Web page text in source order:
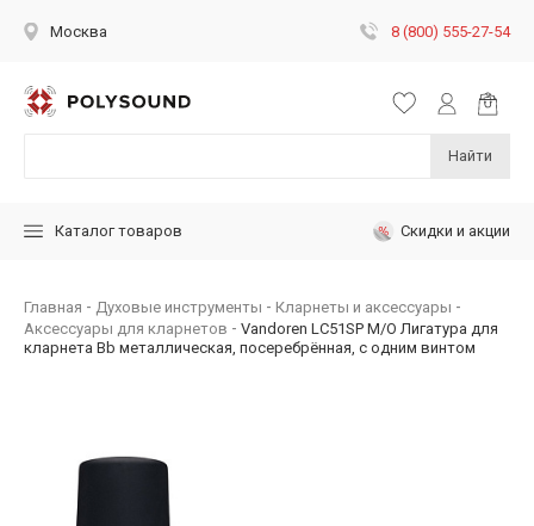
Москва 8 (800) 555-27-54
Найти
Каталог товаров Скидки и акции
Главная Духовые инструменты
Кларнеты и аксессуары
Аксессуары для кларнетов
Vandoren LC51SP M/O Лигатура для
кларнета Bb металлическая, посеребрённая, с одним винтом